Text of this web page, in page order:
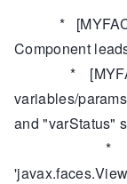
*
Component
*
variables/
and "varStatus"
*